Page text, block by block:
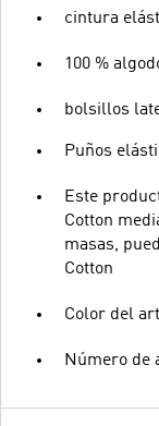
cintura
100 %
bolsillos
Puños
Este
Cotton
masas,
Cotton
Color del
Número de